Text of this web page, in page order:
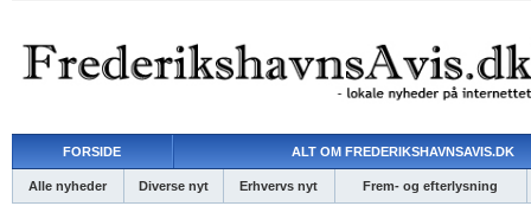
FORSIDE ALT OM FREDERIKSHAVNSAVIS.DK
Alle nyheder Diverse nyt Erhvervs nyt Frem- og efterlysning